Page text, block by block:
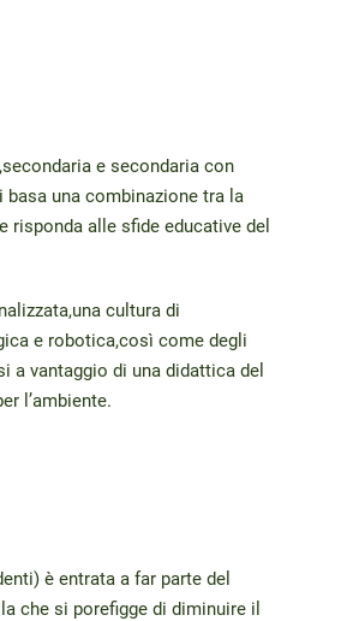
e secondaria con
basa una combinazione tra la
risponda alle sfide educative del
cultura di
e robotica,così come degli
a vantaggio di una didattica del
l’ambiente.
è entrata a far parte del
che si porefigge di diminuire il